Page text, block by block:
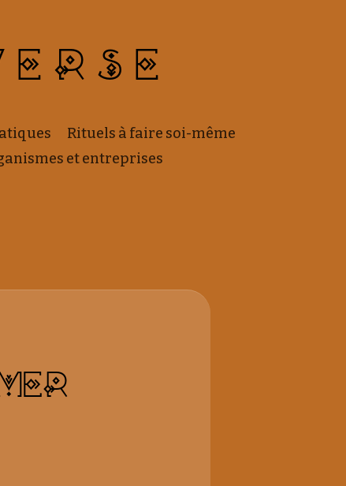
Rituels à faire soi-même
et entreprises